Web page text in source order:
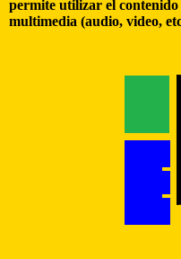
permite utilizar el
multimedia (audio, video,